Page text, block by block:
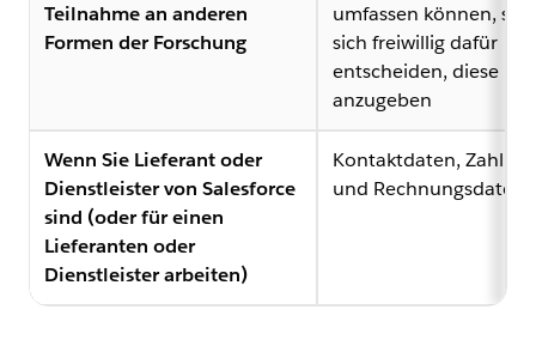
Teilnahme an anderen
Formen der Forschung
umfassen können,
sich freiwillig dafür
entscheiden, diese
anzugeben
Wenn Sie Lieferant oder
Dienstleister von Salesforce
sind (oder für einen
Lieferanten oder
Dienstleister arbeiten)
Kontaktdaten,
und Rechnungsdaten